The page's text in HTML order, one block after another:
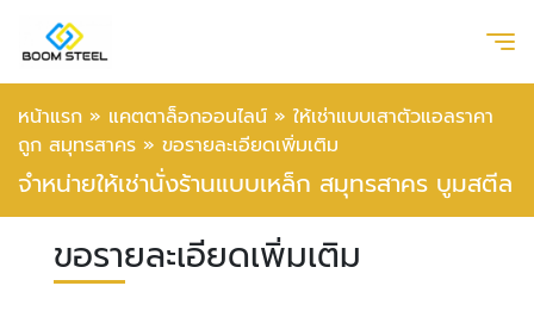
หน้าแรก » แคตตาล็อกออนไลน์ » ให้เช่าแบบเสาตัวแอลราคา
ถูก สมุทรสาคร » ขอรายละเอียดเพิ่มเติม
จำหน่ายให้เช่านั่งร้านแบบเหล็ก สมุทรสาคร บูมสตีล
ขอรายละเอียดเพิ่มเติม